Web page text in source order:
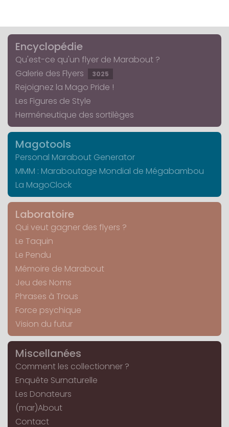
Encyclopédie
Qu'est-ce qu'un flyer de Marabout ?
Galerie des Flyers
3025
Rejoignez la Mago Pride !
Les Figures de Style
Herméneutique des sortilèges
Magotools
Personal Marabout Generator
MMM : Maraboutage Mondial de Mégabambou
La MagoClock
Laboratoire
Qui veut gagner des flyers ?
Le Taquin
Le Pendu
Mémoire de Marabout
Jeu des Noms
Phrases à Trous
Force psychique
Vision du futur
Miscellanées
Comment les collectionner ?
Enquête Surnaturelle
Les Donateurs
(mar)About
Contact